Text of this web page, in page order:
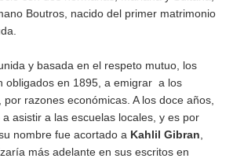
Boutros, nacido del primer matrimonio
y basada en el respeto mutuo, los
obligados en 1895, a emigrar a los
por razones económicas. A los doce años,
a asistir a las escuelas locales, y es por
nombre fue acortado a Kahlil Gibran
más adelante en sus escritos en